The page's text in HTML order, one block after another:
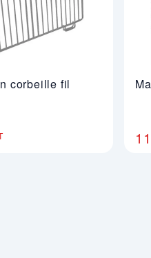
corbeille fil